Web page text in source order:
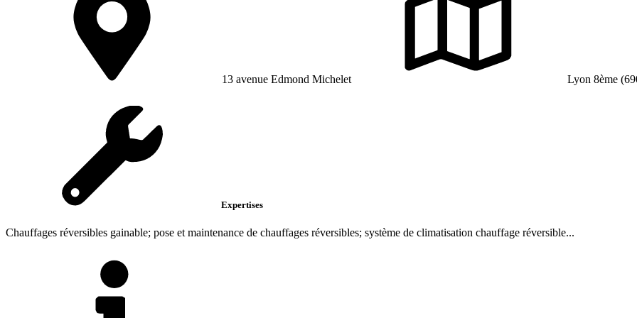
13 avenue Edmond Michelet Lyon 8ème
Expertises
Chauffages réversibles gainable; pose et maintenance de chauffages réversibles; système de climatisation chauffage réversible...